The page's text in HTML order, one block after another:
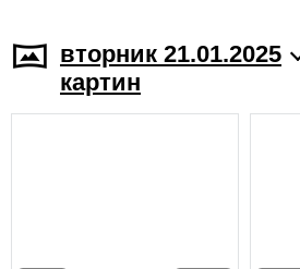
вторник 21.01.2025
картин